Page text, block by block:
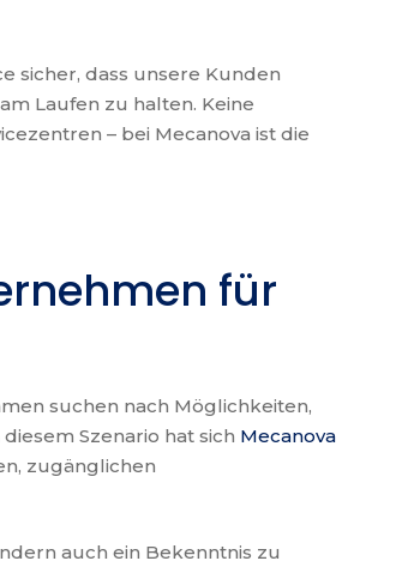
sicher, dass unsere Kunden
Laufen zu halten. Keine
– bei Mecanova ist die
für
suchen nach Möglichkeiten,
Szenario hat sich Mecanova
zugänglichen
auch ein Bekenntnis zu